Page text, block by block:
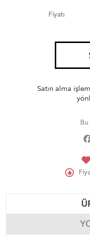
Fiyatı
Satın alma